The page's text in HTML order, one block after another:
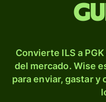
Convierte ILS a
del mercado. Wise
para enviar, gastar